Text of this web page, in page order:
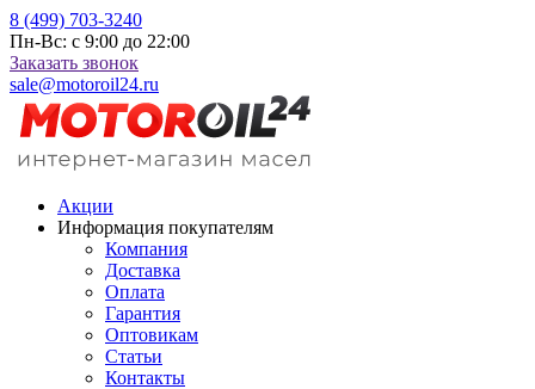
8 (499) 703-3240
Пн-Вс: с 9:00 до 22:00
Заказать звонок
sale@motoroil24.ru
Акции
Информация покупателям
Компания
Доставка
Оплата
Гарантия
Оптовикам
Статьи
Контакты